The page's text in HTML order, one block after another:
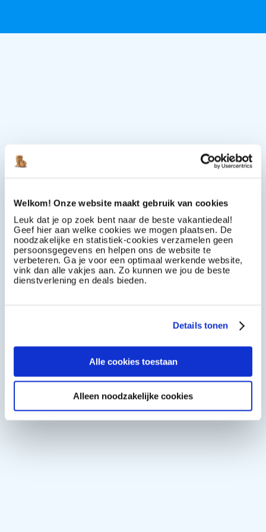
Welkom! Onze website maakt gebruik van cookies
Leuk dat je op zoek bent naar de beste vakantiedeal!
Geef hier aan welke cookies we mogen plaatsen. De
noodzakelijke en statistiek-cookies verzamelen geen
persoonsgegevens en helpen ons de website te
verbeteren. Ga je voor een optimaal werkende website,
vink dan alle vakjes aan. Zo kunnen we jou de beste
dienstverlening en deals bieden.
Details tonen
Alle cookies toestaan
Alleen noodzakelijke cookies